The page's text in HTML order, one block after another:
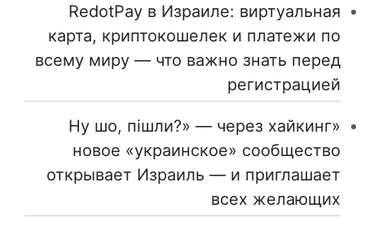
RedotPay в Израиле: виртуальная
карта, криптокошелек и платежи по
всему миру — что важно знать перед
регистрацией
«Ну шо, пішли?» — через хайкинг
новое «украинское» сообщество
открывает Израиль — и приглашает
всех желающих